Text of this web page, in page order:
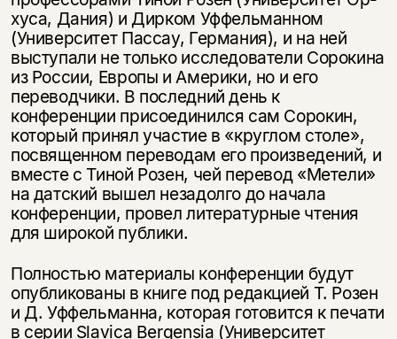
хуса, Дания) и Дирком Уффельманном
(Университет Пассау, Германия), и на ней
выступали не только исследователи Сорокина
из России, Европы и Америки, но и его
переводчики. В последний день к
конференции присоеди­нился сам Сорокин,
который принял участие в «круглом столе»,
посвя­щенном переводам его произведений, и
вместе с Тиной Розен, чей перевод «Метели»
на датский вышел незадолго до начала
конференции, провел ли­тературные чтения
для широкой публики.
Полностью материалы конференции будут
опубликованы в книге под редакцией Т. Розен
и Д. Уффельманна, которая готовится к печати
в серии Slavica Bergensia (Университет
Подписка на рассылку
Раз в неделю мы отправляем рассылку
о книгах и событиях «НЛО».
За подписку дарим промокод на
скидку 15%
Этой книги временно
нет в продаже.
Вы можете подписаться на
уведомления, и при поступлении книги
на склад получить письмо на указанный
электронный адрес.
Эта книга